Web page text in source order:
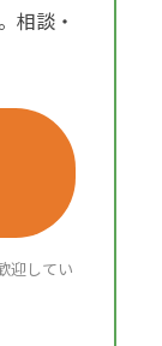
相談・
迎してい